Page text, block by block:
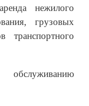
нежилого
грузовых
транспортного